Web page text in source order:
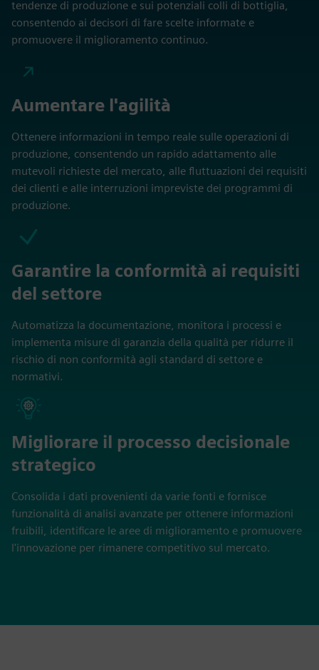
tendenze di produzione e sui potenziali colli di bottiglia,
consentendo ai decisori di fare scelte informate e
promuovere il miglioramento continuo.
Aumentare l'agilità
Ottenere informazioni in tempo reale sulle operazioni di
produzione, consentendo un rapido adattamento alle
mutevoli richieste del mercato, alle fluttuazioni dei requisiti
dei clienti e alle interruzioni impreviste dei programmi di
produzione.
Garantire la conformità ai requisiti
del settore
Automatizza la documentazione, monitora i processi e
implementa misure di garanzia della qualità per ridurre il
rischio di non conformità agli standard di settore e
normativi.
Migliorare il processo decisionale
strategico
Consolida i dati provenienti da varie fonti e fornisce
funzionalità di analisi avanzate per ottenere informazioni
fruibili, identificare le aree di miglioramento e promuovere
l'innovazione per rimanere competitivo sul mercato.